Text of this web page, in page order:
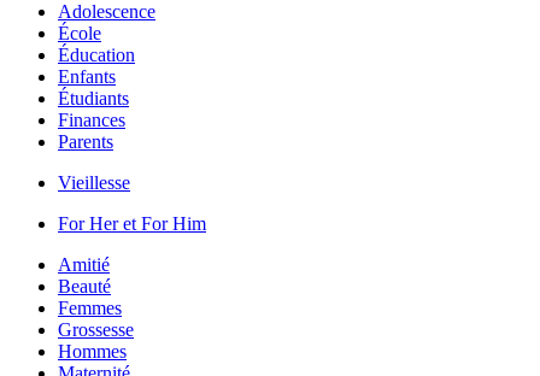
Adolescence
École
Éducation
Enfants
Étudiants
Finances
Parents
Vieillesse
For Her et For Him
Amitié
Beauté
Femmes
Grossesse
Hommes